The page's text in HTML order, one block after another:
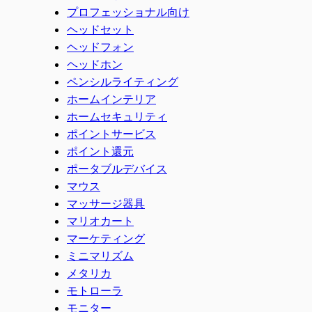
プロフェッショナル向け
ヘッドセット
ヘッドフォン
ヘッドホン
ペンシルライティング
ホームインテリア
ホームセキュリティ
ポイントサービス
ポイント還元
ポータブルデバイス
マウス
マッサージ器具
マリオカート
マーケティング
ミニマリズム
メタリカ
モトローラ
モニター